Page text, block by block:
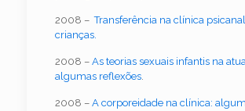
2008 –Transferência na clínica
crianças.
2008 – As teorias sexuais infantis na
algumas reflexões.
2008 – A corporeidade na clínica: